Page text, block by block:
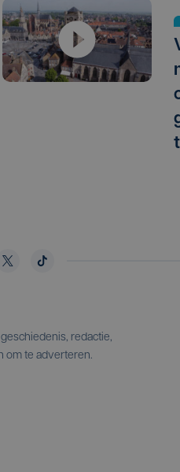
redactie,
om te adverteren.